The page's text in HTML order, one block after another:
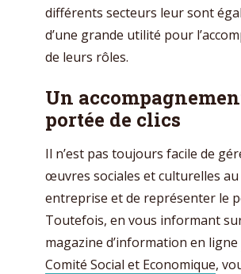
différents secteurs leur sont
d’une grande utilité pour
de leurs rôles.
Un
portée de clics
Il n’est pas toujours facile de
œuvres sociales et culturelles au
entreprise et de représenter le
Toutefois, en vous informant
magazine d’information en ligne
Comité Social et Economique,